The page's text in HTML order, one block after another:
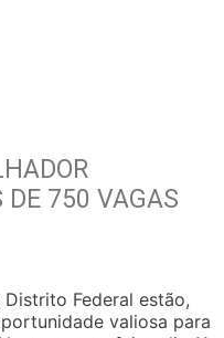
750 VAGAS
Federal estão,
valiosa para